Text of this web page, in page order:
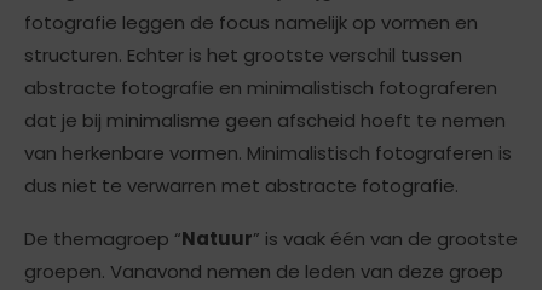
fotografie leggen de focus namelijk op vormen en
structuren. Echter is het grootste verschil tussen
abstracte fotografie en minimalistisch fotograferen
dat je bij minimalisme geen afscheid hoeft te nemen
van herkenbare vormen. Minimalistisch fotograferen is
dus niet te verwarren met abstracte fotografie.
De themagroep “Natuur” is vaak één van de grootste
groepen. Vanavond nemen de leden van deze groep